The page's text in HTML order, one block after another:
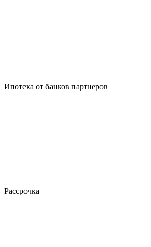
Ипотека от банков партнеров
Рассрочка